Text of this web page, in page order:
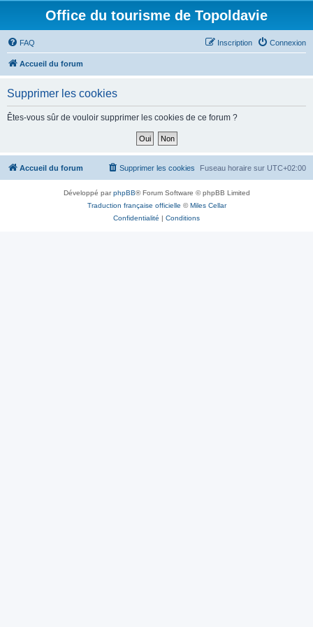
Office du tourisme de Topoldavie
FAQ Connexion
Inscription
Accueil du forum
Supprimer les cookies
Êtes-vous sûr de vouloir supprimer les cookies de ce forum ?
Accueil du forum Fuseau horaire sur UTC+02:00
Supprimer les cookies
Développé parphpBB® Forum Software © phpBB Limited
Traduction française officielle ©Miles Cellar
Confidentialité | Conditions